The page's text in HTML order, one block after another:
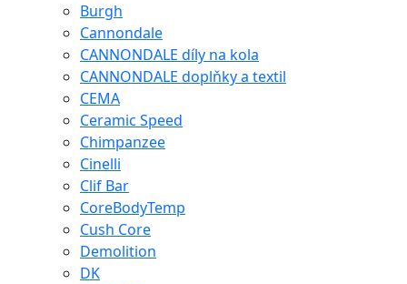
Burgh
Cannondale
CANNONDALE díly na kola
CANNONDALE doplňky a textil
CEMA
Ceramic Speed
Chimpanzee
Cinelli
Clif Bar
CoreBodyTemp
Cush Core
Demolition
DK